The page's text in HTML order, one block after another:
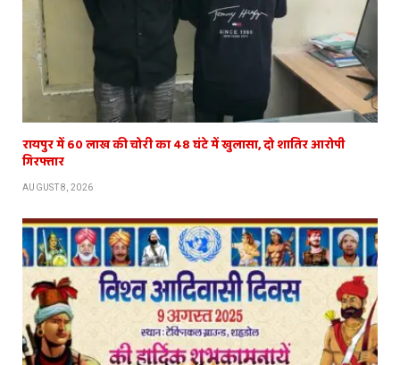
रायपुर में 60 लाख की चोरी का 48 घंटे में खुलासा, दो शातिर आरोपी
गिरफ्तार
AUGUST 8, 2026